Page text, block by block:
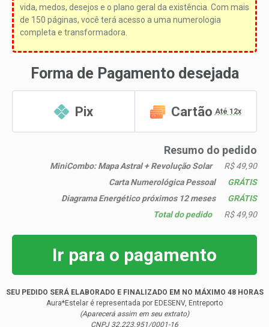
vida, medos, desejos e o plano geral da existência. Com mais
de 150 páginas, você terá acesso a uma numerologia
completa e transformadora.
Forma de Pagamento desejada
Pix CartãoAté 12x
Resumo do pedido
MiniCombo: Mapa Astral + Revolução Solar
R$ 49,90
Carta Numerológica Pessoal
GRÁTIS
Diagrama Energético próximos 12 meses
GRÁTIS
Total do pedido
R$ 49,90
Ir para o pagamento
SEU PEDIDO SERÁ ELABORADO E FINALIZADO EM NO MÁXIMO 48 HORAS
Aura*Estelar é representada por EDESENV, Entreporto
(Aparecerá assim em seu extrato)
CNPJ 32.223.951/0001-16